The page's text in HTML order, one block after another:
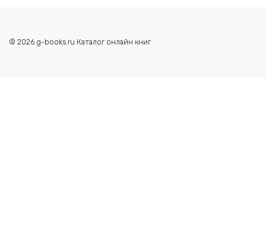
© 2026 g-books.ru Каталог онлайн книг